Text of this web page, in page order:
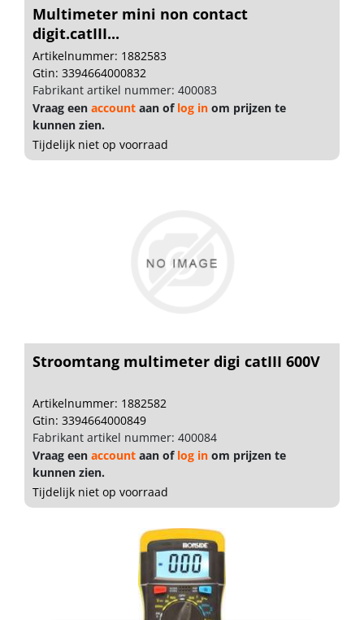
Multimeter mini non contact
digit.catIII...
Artikelnummer: 1882583
Gtin: 3394664000832
Fabrikant artikel nummer: 400083
Vraag een account aan of log in om prijzen te
kunnen zien.
Tijdelijk niet op voorraad
Stroomtang multimeter digi catIII 600V
Artikelnummer: 1882582
Gtin: 3394664000849
Fabrikant artikel nummer: 400084
Vraag een account aan of log in om prijzen te
kunnen zien.
Tijdelijk niet op voorraad